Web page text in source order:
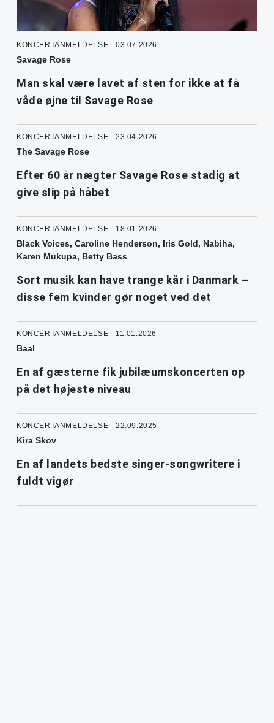
KONCERTANMELDELSE - 03.07.2026
Savage Rose
Man skal være lavet af sten for ikke at få
våde øjne til Savage Rose
KONCERTANMELDELSE - 23.04.2026
The Savage Rose
Efter 60 år nægter Savage Rose stadig at
give slip på håbet
KONCERTANMELDELSE - 18.01.2026
Black Voices, Caroline Henderson, Iris Gold, Nabiha,
Karen Mukupa, Betty Bass
Sort musik kan have trange kår i Danmark –
disse fem kvinder gør noget ved det
KONCERTANMELDELSE - 11.01.2026
Baal
En af gæsterne fik jubilæumskoncerten op
på det højeste niveau
KONCERTANMELDELSE - 22.09.2025
Kira Skov
En af landets bedste singer-songwritere i
fuldt vigør